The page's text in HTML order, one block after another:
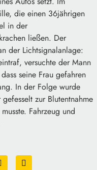
die einen 36jährigen
in der
ließen. Der
der Lichtsignalanlage:
versuchte der Mann
seine Frau gefahren
In der Folge wurde
zur Blutentnahme
Fahrzeug und